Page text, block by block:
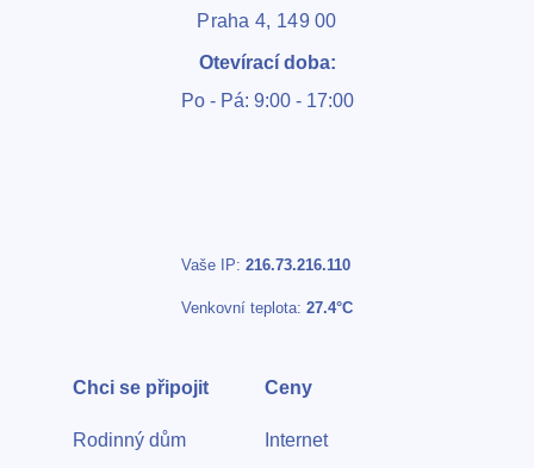
Vaše IP: 216.73.216.110
Venkovní teplota: 27.4°C
Praha 4, 149 00
Otevírací doba:
Po - Pá: 9:00 - 17:00
Chci se připojit
Rodinný dům
Ceny
Internet